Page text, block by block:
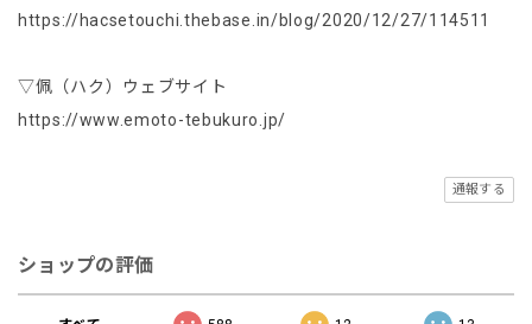
https://hacsetouchi.thebase.in/blog/2020/12/27/114511
▽佩（ハク）ウェブサイト
https://www.emoto-tebukuro.jp/
通報する
ショップの評価